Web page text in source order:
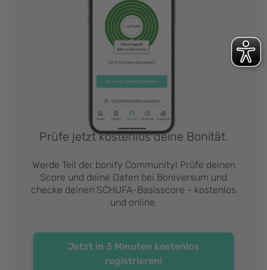
Prüfe jetzt kostenlos deine Bonität.
Werde Teil der bonify Community! Prüfe deinen
Score und deine Daten bei Boniversum und
checke deinen SCHUFA-Basisscore - kostenlos
und online.
Jetzt in 3 Minuten kostenlos
registrieren!